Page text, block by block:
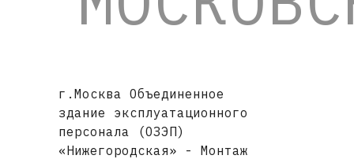
г.Москва Объединенное
здание эксплуатационного
персонала (ОЗЭП)
«Нижегородская» - Монтаж